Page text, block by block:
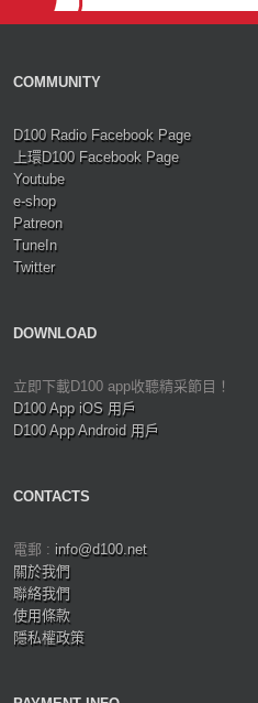
COMMUNITY
D100 Radio Facebook Page
上環D100 Facebook Page
Youtube
e-shop
Patreon
TuneIn
Twitter
DOWNLOAD
立即下載D100 app收聽精采節目！
D100 App iOS 用戶
D100 App Android 用戶
CONTACTS
電郵 : info@d100.net
關於我們
聯絡我們
使用條款
隱私權政策